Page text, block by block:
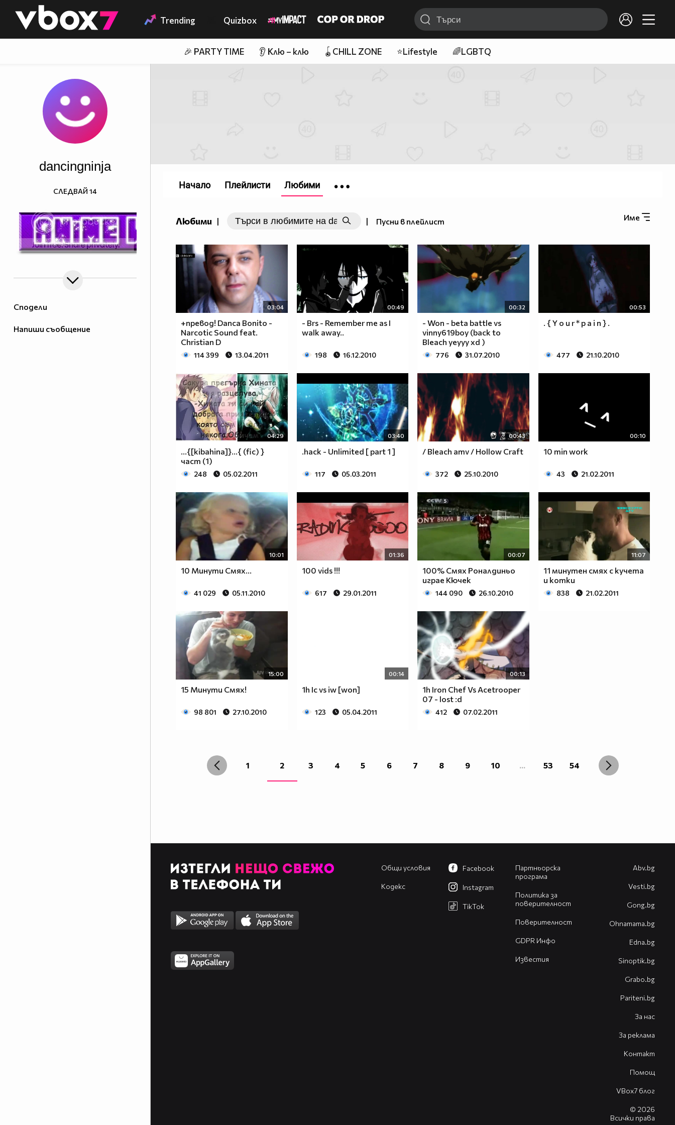
👾 Trending Quizbox
🎉 PARTY TIME 👂 Клю – клю 🪀CHILL ZONE ⭐Lifestyle 🌈LGBTQ
Сподели
Напиши съобщение
dancingninja
СЛЕДВАЙ 14
Любими | | Пусни в плейлист Име
03:04
+превод! Danca Bonito -
Narcotic Sound feat.
Christian D
114 399 13.04.2011
00:49
- Brs - Remember me as I
walk away..
198 16.12.2010
00:32
- Won - beta battle vs
vinny619boy (back to
Bleach yeyyy xd )
776 31.07.2010
00:53
. { Y o u r * p a i n } .
477 21.10.2010
04:29
...{[kibahina]}...{ (fic) }
част (1)
248 05.02.2011
03:40
.hack - Unlimited [ part 1 ]
117 05.03.2011
00:43
/ Bleach amv / Hollow Craft
372 25.10.2010
00:10
10 min work
43 21.02.2011
10:01
10 Минути Смях...
41 029 05.11.2010
01:36
100 vids !!!
617 29.01.2011
00:07
100% Смях Роналдиньо
играе Кючек
144 090 26.10.2010
11:07
11 минутен смях с кучета
и котки
838 21.02.2011
15:00
15 Минути Смях!
98 801 27.10.2010
00:14
1h Ic vs iw [won]
123 05.04.2011
00:13
1h Iron Chef Vs Acetrooper
07 - lost :d
412 07.02.2011
1 2 3 4 5 6 7 8 9 10 ... 53 54
Начало Плейлисти Любими
Общи условия
Кодекс
Партньорска
програма
Политика за
поверителност
Поверителност
GDPR Инфо
Известия
Facebook
Instagram
TikTok
Abv.bg
Vesti.bg
Gong.bg
Оhnamama.bg
Edna.bg
Sinoptik.bg
Grabo.bg
Pariteni.bg
За нас
За реклама
Контакт
Помощ
VBox7 блог
© 2026
Всички права